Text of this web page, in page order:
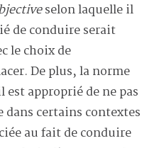
selon laquelle il
de conduire serait
le choix de
De plus, la norme
approprié de ne pas
dans certains contextes
au fait de conduire